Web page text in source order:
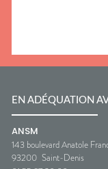
EN ADÉQUATION
ANSM
143 boulevard Anatole
93200 Saint-Denis